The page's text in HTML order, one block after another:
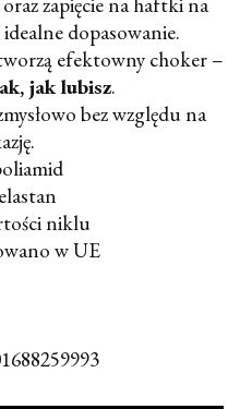
dopasowanie.
efektowny choker –
jak lubisz.
bez względu na
niklu
w UE